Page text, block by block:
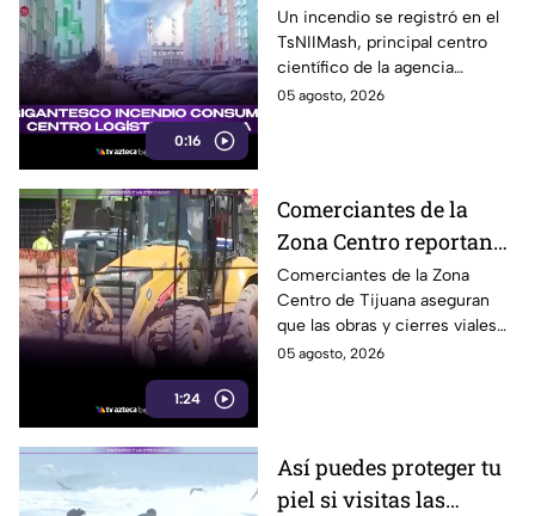
0:16
agencia espacial rusa
Roscosmos
Un incendio se registró en el
TsNIIMash, principal centro
científico de la agencia
espacial rusa Roscosmos. El
05 agosto, 2026
1:24
Comerciantes de la
Zona Centro reportan
caída de hasta 40% por
obras en avenida
Revolución
Comerciantes de la Zona
Centro de Tijuana aseguran
que las obras y cierres viales
en la avenida Revolución han
05 agosto, 2026
Así puedes proteger tu
piel si visitas las